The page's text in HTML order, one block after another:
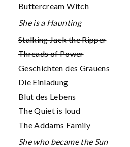
Buttercream Witch
She is a Haunting
Stalking Jack the Ripper
Threads of Power
Geschichten des Grauens
Die Einladung
Blut des Lebens
The Quiet is loud
The Addams Family
She who became the Sun